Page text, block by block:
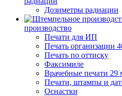
Дозиметры радиации
производство
Печати для ИП
Печать организации
Печать по оттиску
Факсимиле
Врачебные печати 29
Печати, штампы и
Оснастки